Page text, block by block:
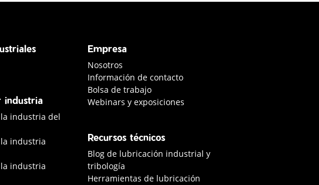
industriales
industria
industria del
industria
industria
Empresa
Nosotros
Información de contacto
Bolsa de trabajo
Webinars y exposiciones
Recursos técnicos
Blog de lubricación industrial y
tribología
Herramientas de lubricación